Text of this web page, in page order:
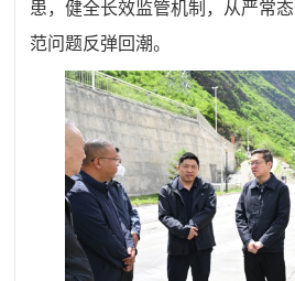
患，健全长效监管机制，从严常
范问题反弹回潮。